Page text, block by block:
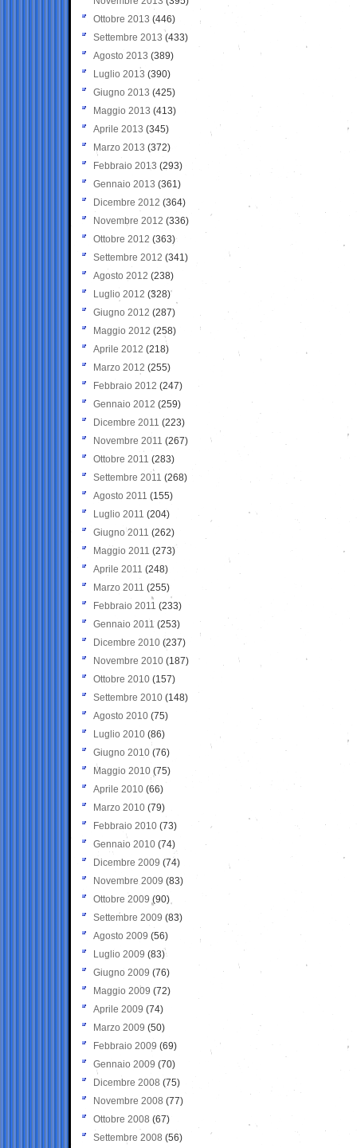
Ottobre 2013 (446)
Settembre 2013 (433)
Agosto 2013 (389)
Luglio 2013 (390)
Giugno 2013 (425)
Maggio 2013 (413)
Aprile 2013 (345)
Marzo 2013 (372)
Febbraio 2013 (293)
Gennaio 2013 (361)
Dicembre 2012 (364)
Novembre 2012 (336)
Ottobre 2012 (363)
Settembre 2012 (341)
Agosto 2012 (238)
Luglio 2012 (328)
Giugno 2012 (287)
Maggio 2012 (258)
Aprile 2012 (218)
Marzo 2012 (255)
Febbraio 2012 (247)
Gennaio 2012 (259)
Dicembre 2011 (223)
Novembre 2011 (267)
Ottobre 2011 (283)
Settembre 2011 (268)
Agosto 2011 (155)
Luglio 2011 (204)
Giugno 2011 (262)
Maggio 2011 (273)
Aprile 2011 (248)
Marzo 2011 (255)
Febbraio 2011 (233)
Gennaio 2011 (253)
Dicembre 2010 (237)
Novembre 2010 (187)
Ottobre 2010 (157)
Settembre 2010 (148)
Agosto 2010 (75)
Luglio 2010 (86)
Giugno 2010 (76)
Maggio 2010 (75)
Aprile 2010 (66)
Marzo 2010 (79)
Febbraio 2010 (73)
Gennaio 2010 (74)
Dicembre 2009 (74)
Novembre 2009 (83)
Ottobre 2009 (90)
Settembre 2009 (83)
Agosto 2009 (56)
Luglio 2009 (83)
Giugno 2009 (76)
Maggio 2009 (72)
Aprile 2009 (74)
Marzo 2009 (50)
Febbraio 2009 (69)
Gennaio 2009 (70)
Dicembre 2008 (75)
Novembre 2008 (77)
Ottobre 2008 (67)
Settembre 2008 (56)